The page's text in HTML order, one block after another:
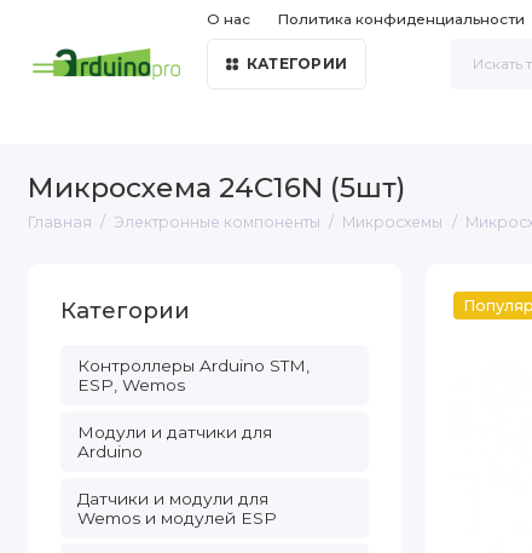
О нас Политика конфиденциальности
КАТЕГОРИИ
Микросхема 24C16N (5шт)
Главная Электронные компоненты Микросхемы
Категории
Контроллеры Arduino STM,
ESP, Wemos
Модули и датчики для
Arduino
Датчики и модули для
Wemos и модулей ESP